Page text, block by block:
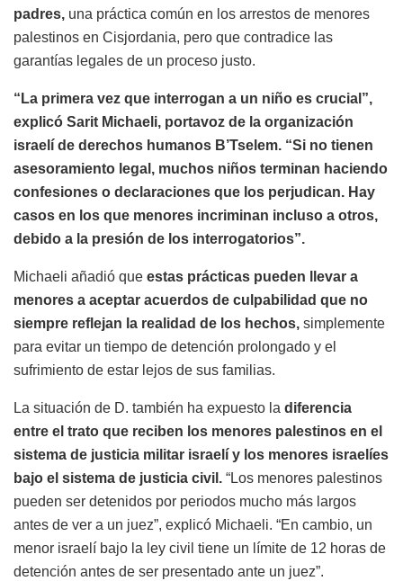
padres, una práctica común en los arrestos de menores
palestinos en Cisjordania, pero que contradice las
garantías legales de un proceso justo.
“La primera vez que interrogan a un niño es crucial”,
explicó Sarit Michaeli, portavoz de la organización
israelí de derechos humanos B’Tselem. “Si no tienen
asesoramiento legal, muchos niños terminan haciendo
confesiones o declaraciones que los perjudican. Hay
casos en los que menores incriminan incluso a otros,
debido a la presión de los interrogatorios”.
Michaeli añadió que estas prácticas pueden llevar a
menores a aceptar acuerdos de culpabilidad que no
siempre reflejan la realidad de los hechos, simplemente
para evitar un tiempo de detención prolongado y el
sufrimiento de estar lejos de sus familias.
La situación de D. también ha expuesto la diferencia
entre el trato que reciben los menores palestinos en el
sistema de justicia militar israelí y los menores israelíes
bajo el sistema de justicia civil. “Los menores palestinos
pueden ser detenidos por periodos mucho más largos
antes de ver a un juez”, explicó Michaeli. “En cambio, un
menor israelí bajo la ley civil tiene un límite de 12 horas de
detención antes de ser presentado ante un juez”.